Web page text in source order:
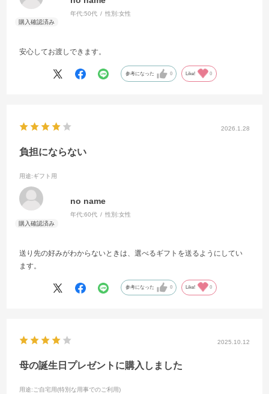
年代:50代 性別:女性
安心してお渡しできます。
参考になった 0 Like! 0
2026.1.28
負担にならない
用途:ギフト用
no name
年代:60代 性別:女性
送り先の好みがわからないときは、選べるギフトを送るようにしてい
ます。
参考になった 0 Like! 0
2025.10.12
母の誕生日プレゼントに購入しました
用途:ご自宅用(特別な用事でのご利用)